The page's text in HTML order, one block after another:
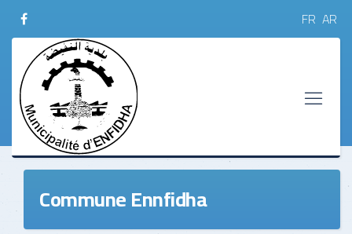
FR AR
Commune Ennfidha